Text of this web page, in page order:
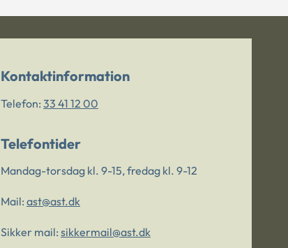
Kontaktinformation
Telefon: 33 41 12 00
Telefontider
Mandag-torsdag kl. 9-15, fredag kl. 9-12
Mail: ast@ast.dk
Sikker mail: sikkermail@ast.dk